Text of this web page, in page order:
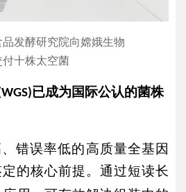
发酵研究院向嫦娥生物
付十株太空菌
已成为国际公认的菌株
错误率低的高质量全基因
定的核心前提。通过短读长